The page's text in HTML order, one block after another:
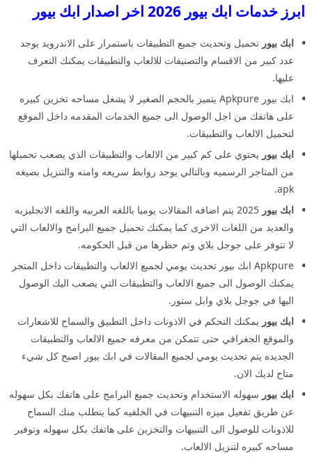
ابرز خدمات ابك بيور 2026 اخر اصدار ابك بيور
ابك بيور تحميل وتحديث جميع التطبيقات باستمرار على الاندرويد يوجد
عدد كبير من الاقسام والتصنيفات للالعاب والتطبيقات يمكنك التعرف
عليها.
ابك بيور Apkpure يتميز بالحجم الصغير لا يشغل مساحه تخزين كبيره
على هاتفك من اجل الوصول الى جميع الخدمات المقدمه داخل الموقع
لتحميل الالعاب والتطبيقات.
ابك بيور يحتوي على كم كبير من الالعاب والتطبيقات الذي يصعب تحميلها
من المتاجر الرسميه وبالتالي يوجد روابط سريعه وامنه والتنزيل بصيغه
apk.
ابك بيور
2025 يتم اضافه المقالات يوميا باللغه العربيه واللغه الانجليزيه
والعديد من اللغات الاخرى كما يمكنك تحميل جميع البرامج والالعاب التي
لا تتوفر على جوجل بلاي وتم حظرها من قبل الحكومه.
Apkpure ابك بيور تحديث يومي لجميع الالعاب والتطبيقات داخل المتجر
يمكنك الوصول الى جميع الالعاب والتطبيقات التي يصعب اليك الوصول
اليها في جوجل بلاي وابل ستور.
ابك بيور يمكنك التحكم في الاذونات داخل التطبيق والسماح للاشعارات
والموقع الجغرافي حتى تتمكن من معرفه جميع الالعاب والتطبيقات
الجديده يتم تحديث يومي لجميع المقالات في ابك بيور اصبح كل شيء
متاح لديك الان.
ابك بيور سهوله الاستخدام وتحديث جميع البرامج على هاتفك بكل سهوله
عن طريق تفعيل ميزه التنبيهات في الخلفيه كما يتطلب منك السماح
للاذونات للوصول الى التنبيهات والتخزين على هاتفك بكل سهوله وتوفير
مساحه كبيره لتنزيل الالعاب.